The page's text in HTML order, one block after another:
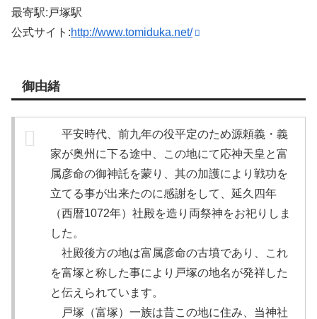
最寄駅:戸塚駅
公式サイト:http://www.tomiduka.net/
御由緒
平安時代、前九年の役平定のため源頼義・義
家が奥州に下る途中、この地にて応神天皇と富
属彦命の御神託を蒙り、其の加護により戦功を
立てる事が出来たのに感謝をして、延久四年
（西暦1072年）社殿を造り両祭神をお祀りしま
した。
社殿後方の地は富属彦命の古墳であり、これ
を富塚と称した事により戸塚の地名が発祥した
と伝えられています。
戸塚（富塚）一族は昔この地に住み、当神社